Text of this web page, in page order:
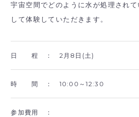
宇宙空間でどのように水が処理され
して体験していただきます。
日 程 ： 2月8日(土)
時 間 ： 10:00～12:30
参加費用 ：